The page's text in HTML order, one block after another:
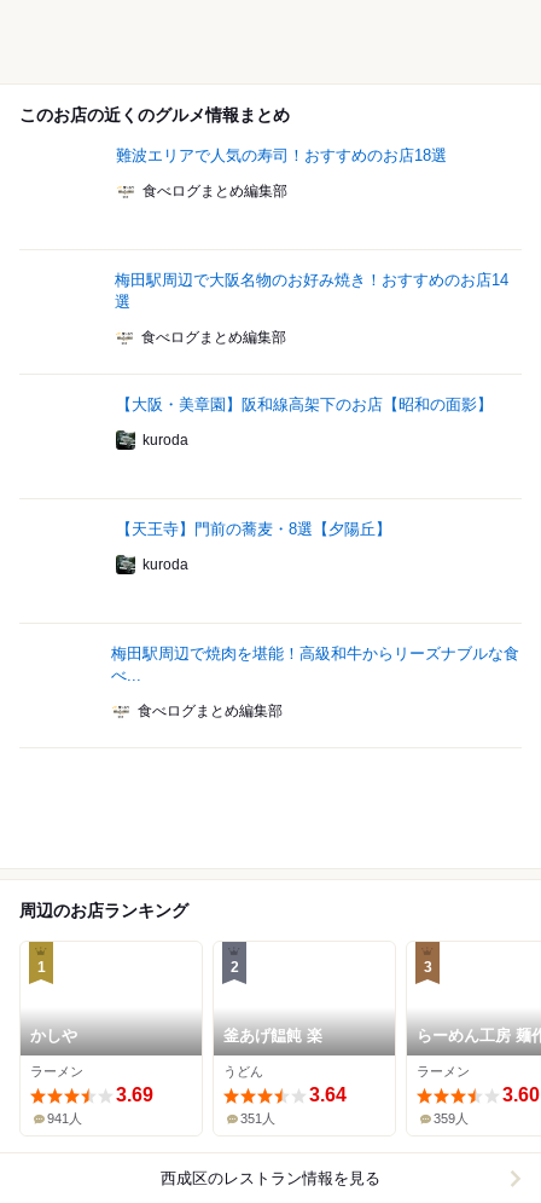
このお店の近くのグルメ情報まとめ
難波エリアで人気の寿司！おすすめのお店18選
食べログまとめ編集部
梅田駅周辺で大阪名物のお好み焼き！おすすめのお店14
選
食べログまとめ編集部
【大阪・美章園】阪和線高架下のお店【昭和の面影】
kuroda
【天王寺】門前の蕎麦・8選【夕陽丘】
kuroda
梅田駅周辺で焼肉を堪能！高級和牛からリーズナブルな食
べ...
食べログまとめ編集部
周辺のお店ランキング
1
かしや
ラーメン
3.69
941人
2
釜あげ饂飩 楽
うどん
3.64
351人
3
らーめん工房 麺
ラーメン
3.60
359人
西成区のレストラン情報を見る